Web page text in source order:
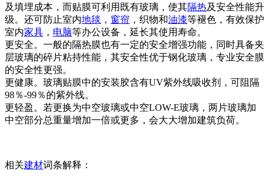
及填埋成本，而贴膜可利用既有玻璃，使其隔热及安全性能升
级。还可防止室内地毯 ， 窗帘 ，织物和油漆等褪色，有效保护
室内家具 ， 电脑等办公设备，延长其使用寿命。
更安全。一般的隔热膜也有一定的安全增强功能，同时具备夹
层玻璃的碎片粘持性能，其安全性优于钢化玻璃，专业安全膜
的安全性更强。
更健康。玻璃贴膜中的安装胶含有UV紫外线吸收剂，可阻隔
98％-99％的紫外线。
更轻盈。若更换为中空玻璃或中空LOW-E玻璃，两片玻璃加
中空部分总重量增加一倍或更多，会大大增加建筑负荷。
相关建材词条解释：